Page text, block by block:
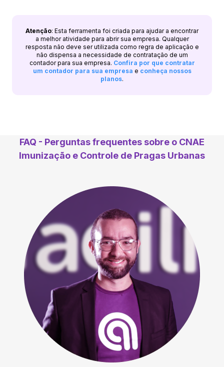
Atenção: Esta ferramenta foi criada para ajudar a encontrar
a melhor atividade para abrir sua empresa. Qualquer
resposta não deve ser utilizada como regra de aplicação e
não dispensa a necessidade de contratação de um
contador para sua empresa. Confira por que contratar
um contador para sua empresa e conheça nossos
planos.
FAQ - Perguntas frequentes sobre o CNAE
Imunização e Controle de Pragas Urbanas